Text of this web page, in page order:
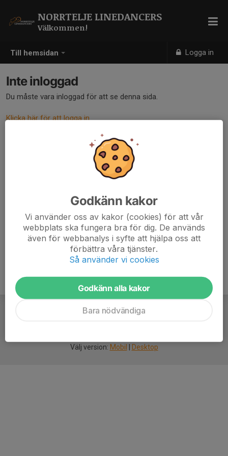
Till hemsidan Logga in
NORRTELJE LINEDANCERS
Välkommen!
Inte inloggad
Du måste vara inloggad för att se denna sida.
Klicka här för att logga in
Välj version: Mobil Desktop
Godkänn kakor
Vi använder oss av kakor (cookies) för att vår
webbplats ska fungera bra för dig. De används
även för webbanalys i syfte att hjälpa oss att
förbättra våra tjänster.
Så använder vi cookies
Godkänn alla kakor
Bara nödvändiga